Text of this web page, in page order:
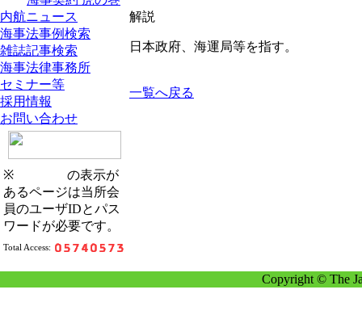
内航ニュース
海事法事例検索
雑誌記事検索
海事法律事務所
セミナー等
採用情報
お問い合わせ
※
の表示が
あるページは当所会
員のユーザIDとパス
ワードが必要です。
Total Access:
解説
日本政府、海運局等を指す。
一覧へ戻る
Copyright © The